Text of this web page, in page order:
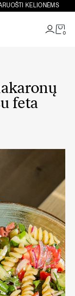
KELIONĖMS
0
feta